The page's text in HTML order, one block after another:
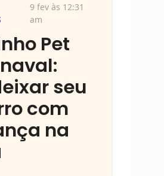
9 fev às 12:31
am
Pet
seu
com
na